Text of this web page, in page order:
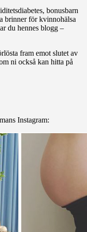
bonusbarn
brinner för kvinnohälsa
du hennes blogg –
fram emot slutet av
ni också kan hitta på
Instagram: